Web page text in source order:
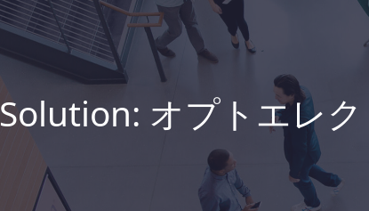
Solution: オプトエレ